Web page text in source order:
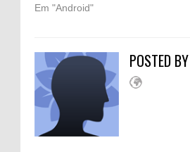
Em "Android"
POSTED BY